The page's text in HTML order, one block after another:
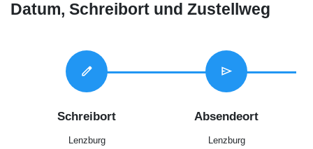
Datum, Schreibort und Zustellweg
edit
Schreibort
Lenzburg
send
Absendeort
Lenzburg